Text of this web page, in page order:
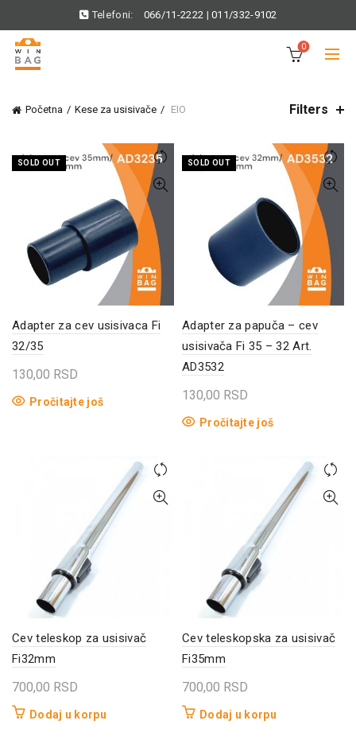
Telefoni: 066/11-2222 |011/332-9102
0
Početna Kese za usisivače EIO Filters
SOLD OUT
Adapter za cev usisivaca Fi
32/35
130,00 RSD
Pročitajte još
SOLD OUT
Adapter za papuča – cev
usisivača Fi 35 – 32 Art.
AD3532
130,00 RSD
Pročitajte još
Cev teleskop za usisivač
Fi32mm
700,00 RSD
Dodaj u korpu
Cev teleskopska za usisivač
Fi35mm
700,00 RSD
Dodaj u korpu